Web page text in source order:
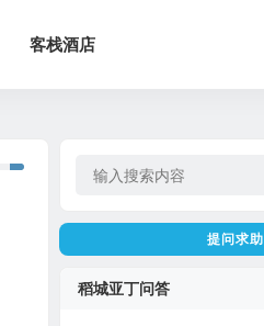
客栈酒店
提问求助
稻城亚丁问答